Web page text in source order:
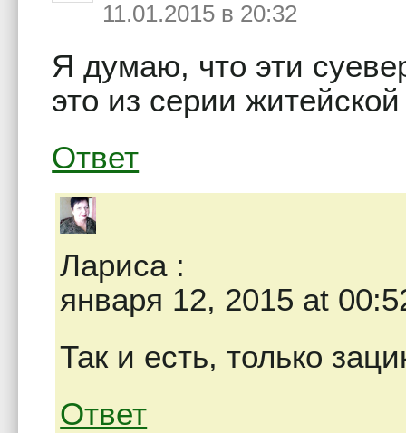
11.01.2015 в 20:32
Я думаю, что эти
это из серии
Ответ
Лариса:
января 12, 2015 at
Так и есть, только
Ответ